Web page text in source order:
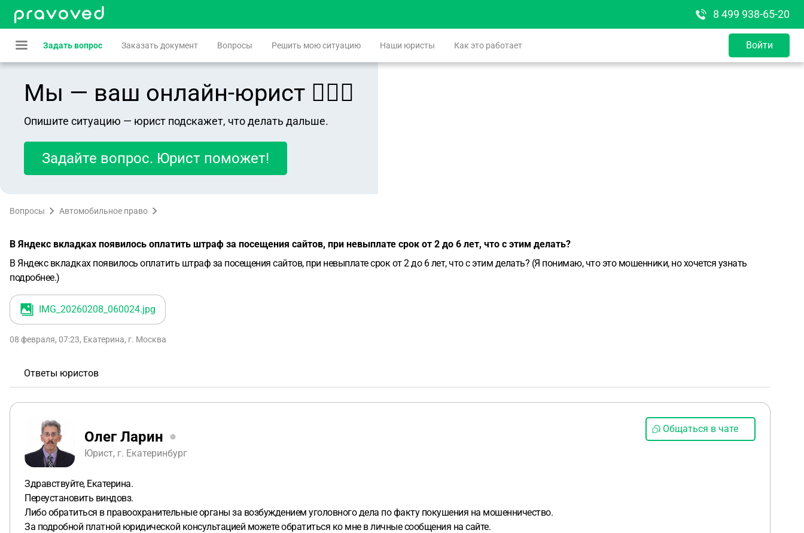
8 499 938-65-20
Задать вопрос Заказать документ Вопросы Решить мою ситуацию Наши юристы Как это работает Войти
Мы — ваш онлайн-юрист 👨🏻‍⚖️
Опишите ситуацию — юрист подскажет, что делать дальше.
Задайте вопрос. Юрист поможет!
Вопросы Автомобильное право
В Яндекс вкладках появилось оплатить штраф за посещения сайтов, при невыплате срок от 2 до 6 лет, что с этим делать?
В Яндекс вкладках появилось оплатить штраф за посещения сайтов, при невыплате срок от 2 до 6 лет, что с этим делать? (Я понимаю, что это мошенники, но хочется узнать
подробнее.)
IMG_20260208_060024.jpg
08 февраля, 07:23, Екатерина, г. Москва
Ответы юристов
Олег Ларин
Юрист, г. Екатеринбург
Общаться в чате
Здравствуйте, Екатерина.
Переустановить виндовз.
Либо обратиться в правоохранительные органы за возбуждением уголовного дела по факту покушения на мошенничество.
За подробной платной юридической консультацией можете обратиться ко мне в личные сообщения на сайте.